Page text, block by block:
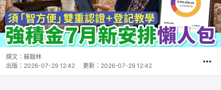
撰文： 蘇翰林
出版： 2026-07-29 12:42 更新： 2026-07-29 12:42